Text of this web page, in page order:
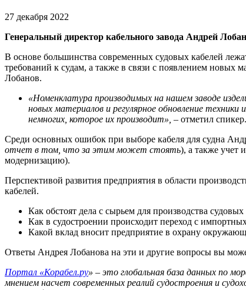
27 декабря 2022
Генеральный директор кабельного завода Андрей
В основе большинства современных судовых кабелей
требований к судам, а также в связи с появлением новых
Лобанов.
«Номенклатура производимых на нашем заводе
новых материалов и регулярное обновление
немногих, которое их производит», – отметил спикер.
Среди основных ошибок при выборе кабеля для судна
отчет в том, что за этим может стоять), а также учет
модернизацию).
Перспективой развития предприятия в области
кабелей.
Как обстоят дела с сырьем для производства судовых
Как в судостроении происходит переход с
Какой вклад вносит предприятие в охрану
Ответы Андрея Лобанова на эти и другие вопросы вы
Портал «Корабел.ру» – это глобальная база данных по
мнением насчет современных реалий судостроения и